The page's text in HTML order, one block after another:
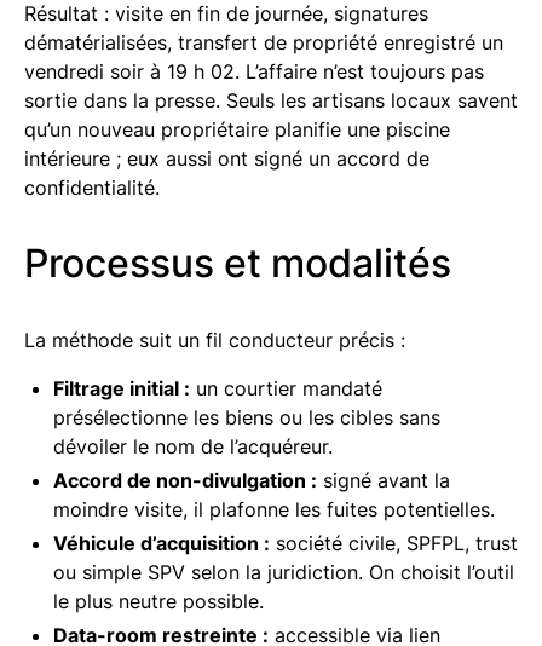
Résultat : visite en fin de journée, signatures
dématérialisées, transfert de propriété enregistré un
vendredi soir à 19 h 02. L’affaire n’est toujours pas
sortie dans la presse. Seuls les artisans locaux savent
qu’un nouveau propriétaire planifie une piscine
intérieure ; eux aussi ont signé un accord de
confidentialité.
Processus et modalités
La méthode suit un fil conducteur précis :
Filtrage initial : un courtier mandaté
présélectionne les biens ou les cibles sans
dévoiler le nom de l’acquéreur.
Accord de non-divulgation : signé avant la
moindre visite, il plafonne les fuites potentielles.
Véhicule d’acquisition : société civile, SPFPL, trust
ou simple SPV selon la juridiction. On choisit l’outil
le plus neutre possible.
Data-room restreinte : accessible via lien